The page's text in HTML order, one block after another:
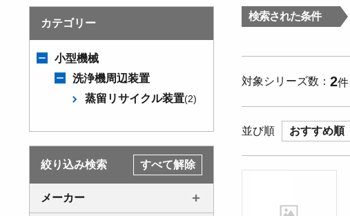
カテゴリー
小型機械
洗浄機周辺装置
蒸留リサイクル装置(2)
絞り込み検索 すべて解除
メーカー
検索された条件
対象シリーズ数 2件
並び順 おすすめ順